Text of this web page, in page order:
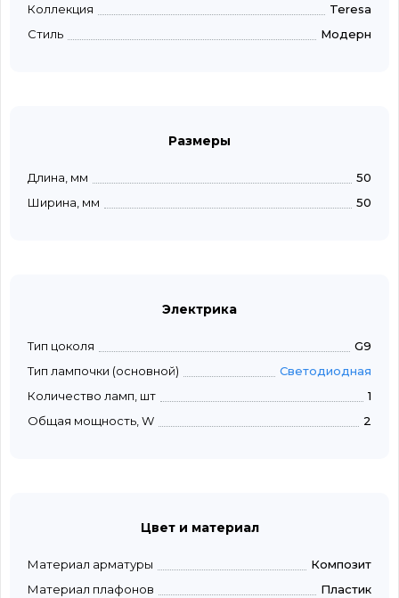
Коллекция
Teresa
Стиль
Модерн
Размеры
Длина, мм
50
Ширина, мм
50
Электрика
Тип цоколя
G9
Тип лампочки (основной)
Светодиодная
Количество ламп, шт
1
Общая мощность, W
2
Цвет и материал
Материал арматуры
Композит
Материал плафонов
Пластик